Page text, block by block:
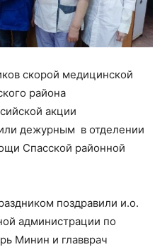
скорой медицинской
района
акции
дежурным в отделении
Спасской районной
поздравили и.о.
администрации по
Минин и главврач